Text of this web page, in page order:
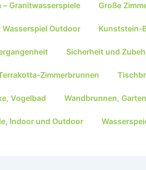
– Granitwasserspiele Große
Wasserspiel Outdoor Kunststein-
Sicherheit und
Zimmerbrunnen
Vogelbad Wandbrunnen,
Indoor und Outdoor